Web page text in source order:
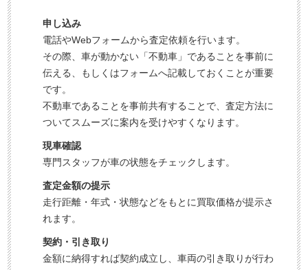
申し込み
電話やWebフォームから査定依頼を行います。
その際、車が動かない「不動車」であることを事前に
伝える、もしくはフォームへ記載しておくことが重要
です。
不動車であることを事前共有することで、査定方法に
ついてスムーズに案内を受けやすくなります。
現車確認
専門スタッフが車の状態をチェックします。
査定金額の提示
走行距離・年式・状態などをもとに買取価格が提示さ
れます。
契約・引き取り
金額に納得すれば契約成立し、車両の引き取りが行わ